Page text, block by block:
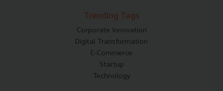
Trending Tags
Corporate Innovation
Digital Transformation
E-Commerce
Startup
Technology